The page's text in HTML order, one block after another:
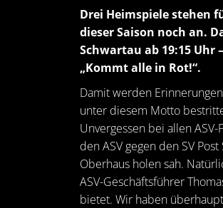
Drei Heimspiele stehen
dieser Saison noch an.
Schwartau ab 19:15
„Kommt alle in Rot!“.
Damit werden
unter diesem Motto
Unvergessen bei allen
den ASV gegen den SV
Oberhaus holen sah.
ASV-Geschäftsführer
bietet. Wir haben